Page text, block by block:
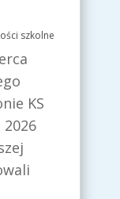
szkolne
KS